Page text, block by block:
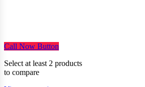
Call Now Button
Select at least 2 products
to compare